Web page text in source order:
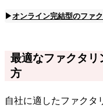
▶オンライン完結型のファ
最適なファクタリ
方
自社に適したファクタ